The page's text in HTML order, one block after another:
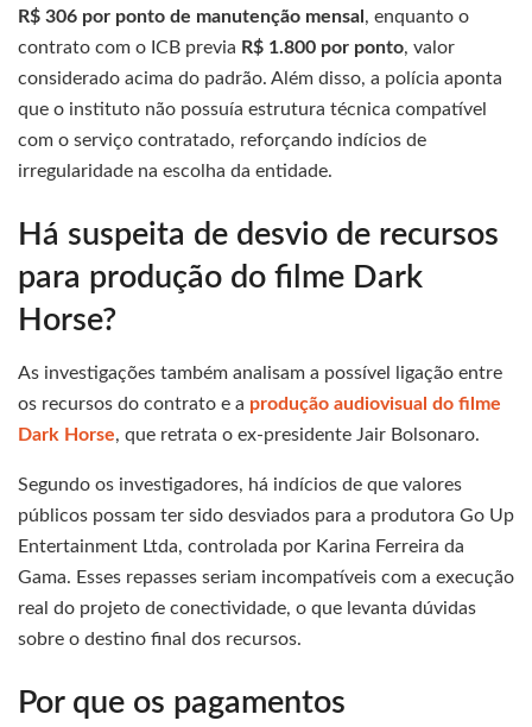
R$ 306 por ponto de manutenção mensal , enquanto o
contrato com o ICB previa R$ 1.800 por ponto, valor
considerado acima do padrão. Além disso, a polícia aponta
que o instituto não possuía estrutura técnica compatível
com o serviço contratado, reforçando indícios de
irregularidade na escolha da entidade.
Há suspeita de desvio de recursos
para produção do filme Dark
Horse?
As investigações também analisam a possível ligação entre
os recursos do contrato e a produção audiovisual do filme
Dark Horse, que retrata o ex-presidente Jair Bolsonaro.
Segundo os investigadores, há indícios de que valores
públicos possam ter sido desviados para a produtora Go Up
Entertainment Ltda, controlada por Karina Ferreira da
Gama. Esses repasses seriam incompatíveis com a execução
real do projeto de conectividade, o que levanta dúvidas
sobre o destino final dos recursos.
Por que os pagamentos